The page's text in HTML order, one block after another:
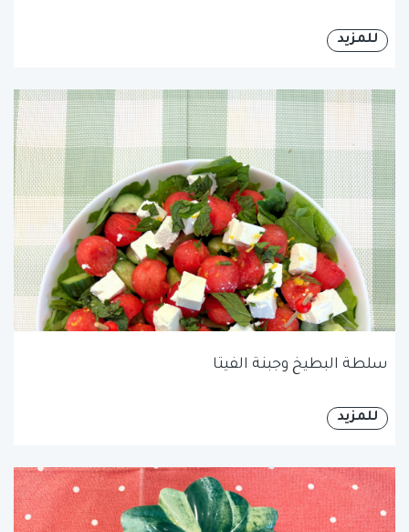
للمزيد
سلطة البطيخ وجبنة الفيتا
للمزيد